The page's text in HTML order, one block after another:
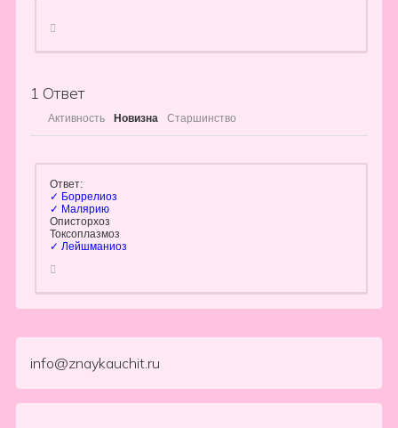
1 Ответ
Активность Новизна Старшинство
Ответ:
✓ Боррелиоз
✓ Малярию
Описторхоз
Токсоплазмоз
✓ Лейшманиоз
info@znaykauchit.ru